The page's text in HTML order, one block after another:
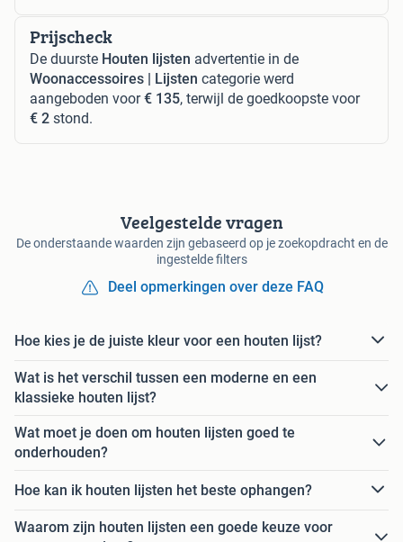
Prijscheck
De duurste Houten lijsten advertentie in de
Woonaccessoires | Lijsten categorie werd
aangeboden voor€ 135, terwijl de goedkoopste voor
€ 2 stond.
Veelgestelde vragen
De onderstaande waarden zijn gebaseerd op je zoekopdracht en de
ingestelde filters
Deel opmerkingen over deze FAQ
Hoe kies je de juiste kleur voor een houten lijst?
Wat is het verschil tussen een moderne en een
klassieke houten lijst?
Wat moet je doen om houten lijsten goed te
onderhouden?
Hoe kan ik houten lijsten het beste ophangen?
Waarom zijn houten lijsten een goede keuze voor